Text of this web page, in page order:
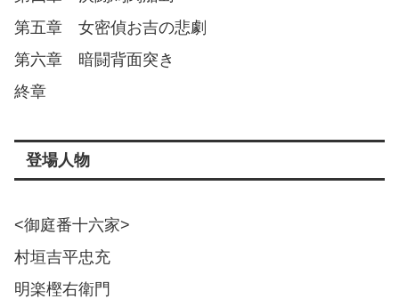
第五章 女密偵お吉の悲劇
第六章 暗闘背面突き
終章
登場人物
<御庭番十六家>
村垣吉平忠充
明楽樫右衛門